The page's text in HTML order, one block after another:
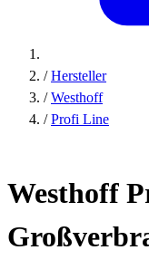
/ Hersteller
/ Westhoff
/ Profi Line
Westhoff